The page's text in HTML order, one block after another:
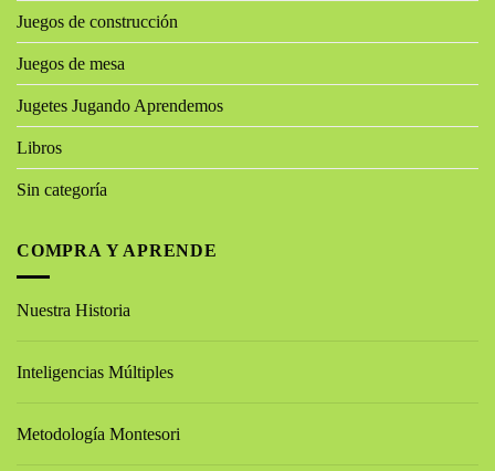
Juegos de construcción
Juegos de mesa
Jugetes Jugando Aprendemos
Libros
Sin categoría
COMPRA Y APRENDE
Nuestra Historia
Inteligencias Múltiples
Metodología Montesori